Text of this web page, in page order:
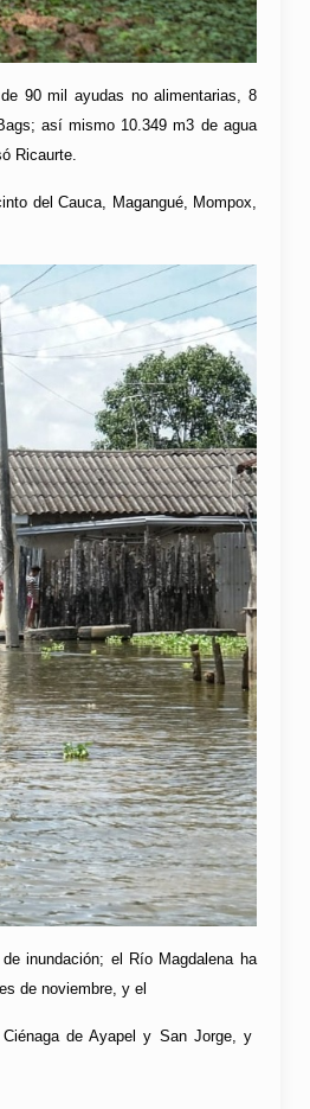
90 mil ayudas no alimentarias, 8
así mismo 10.349 m3 de agua
Ricaurte.
del Cauca, Magangué, Mompox,
inundación; el Río Magdalena ha
de noviembre, y el
de Ayapel y San Jorge, y